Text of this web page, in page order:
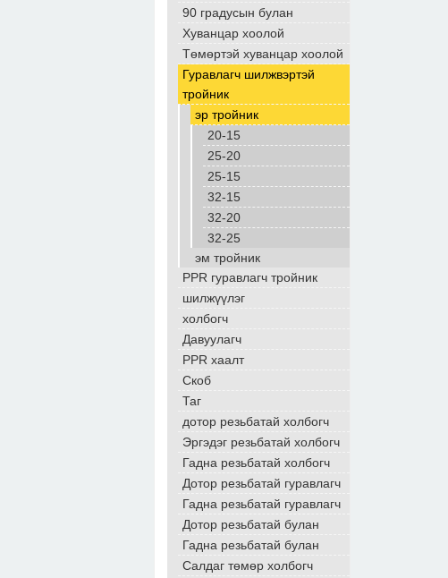
90 градусын булан
Хуванцар хоолой
Төмөртэй хуванцар хоолой
Гуравлагч шилжвэртэй
тройник
эр тройник
20-15
25-20
25-15
32-15
32-20
32-25
эм тройник
PPR гуравлагч тройник
шилжүүлэг
холбогч
Давуулагч
PPR хаалт
Скоб
Таг
дотор резьбатай холбогч
Эргэдэг резьбатай холбогч
Гадна резьбатай холбогч
Дотор резьбатай гуравлагч
Гадна резьбатай гуравлагч
Дотор резьбатай булан
Гадна резьбатай булан
Салдаг төмөр холбогч